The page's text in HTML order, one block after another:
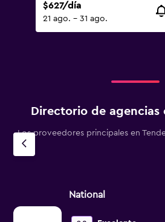
$627/día
21 ago. - 31 ago.
Directorio de agencias
Los proveedores principales en
National